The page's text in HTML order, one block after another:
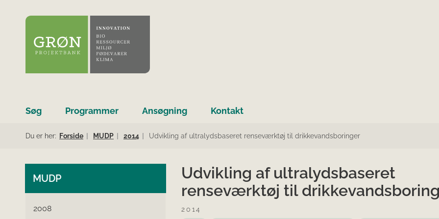
Søg Programmer Ansøgning Kontakt
Du er her: Forside MUDP 2014 Udvikling af ultralydsbaseret renseværktøj til drikkevandsboringer
MUDP
2008
Udvikling af ultralydsbaseret
renseværktøj til
2014